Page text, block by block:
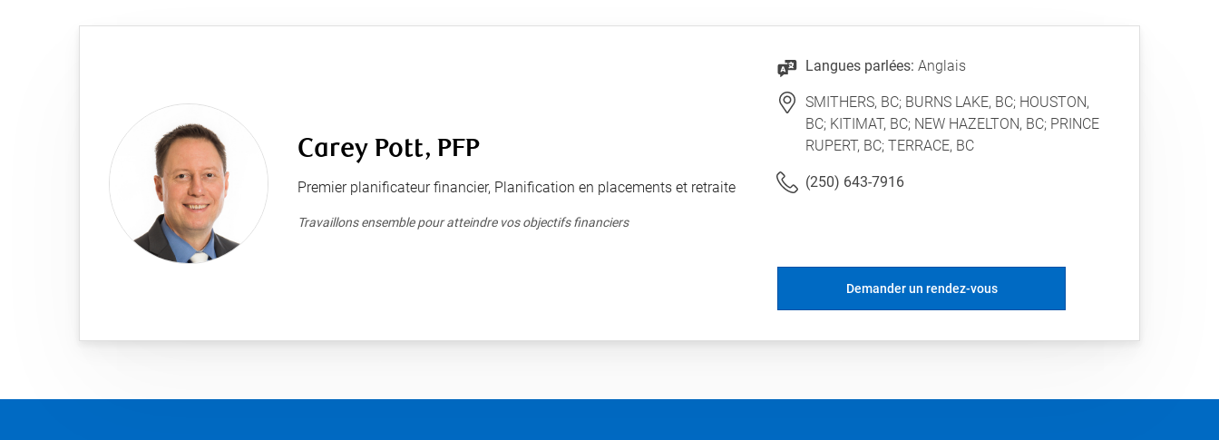
Carey Pott, PFP
Premier planificateur financier, Planification en placements et retraite
Travaillons ensemble pour atteindre vos objectifs financiers
Langues parlées: Anglais
SMITHERS, BC; BURNS LAKE, BC; HOUSTON,
BC; KITIMAT, BC; NEW HAZELTON, BC; PRINCE
RUPERT, BC; TERRACE, BC
(250) 643-7916
Demander un rendez-vous